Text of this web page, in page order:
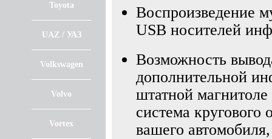
Toyota
UAZ / УАЗ
Volkswagen
Volvo
Vortex
Воспроизведение
USB носителей
Возможность
дополнительной
штатной
система кругового
вашего